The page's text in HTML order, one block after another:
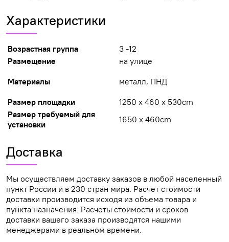
Характеристики
Возрастная группа
3 -12
Размещение
на улице
Материалы
металл, ПНД
Размер площадки
1250 х 460 х 530cm
Размер требуемый для
установки
1650 х 460cm
Доставка
Мы осуществляем доставку заказов в любой населенный
пункт России и в 230 стран мира. Расчет стоимости
доставки производится исходя из объема товара и
пункта назначения. Расчеты стоимости и сроков
доставки вашего заказа производятся нашими
менеджерами в реальном времени.